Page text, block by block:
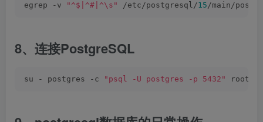
egrep -v "^$|^#|^\s" /etc/postgresql/15 /main/
8、连接PostgreSQL
su - postgres -c "psql -U postgres -p 5432"